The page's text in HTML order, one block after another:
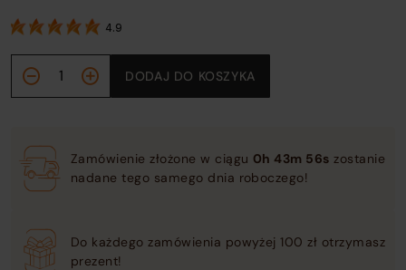
4.9
ilość
Lekki
witaminą
C na
dzień i
50 ml
DODAJ DO KOSZYKA
Zamówienie złożone w ciągu 0h 43m 56s zostanie
nadane tego samego dnia roboczego!
Do każdego zamówienia powyżej 100 zł otrzymasz
prezent!